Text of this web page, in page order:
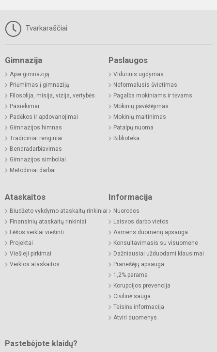
Tvarkaraščiai
Gimnazija
Apie gimnaziją
Priėmimas į gimnaziją
Filosofija, misija, vizija, vertybės
Pasiekimai
Padėkos ir apdovanojimai
Gimnazijos himnas
Tradiciniai renginiai
Bendradarbiavimas
Gimnazijos simboliai
Metodiniai darbai
Paslaugos
Vidurinis ugdymas
Neformalusis švietimas
Pagalba mokiniams ir tėvams
Mokinių pavėžėjimas
Mokinių maitinimas
Patalpų nuoma
Biblioteka
Ataskaitos
Biudžeto vykdymo ataskaitų rinkiniai
Finansinių ataskaitų rinkiniai
Lėšos veiklai viešinti
Projektai
Viešieji pirkimai
Veiklos ataskaitos
Informacija
Nuorodos
Laisvos darbo vietos
Asmens duomenų apsauga
Konsultavimasis su visuomene
Dažniausiai užduodami klausimai
Pranešėjų apsauga
1,2% parama
Korupcijos prevencija
Civilinė sauga
Teisinė informacija
Atviri duomenys
Pastebėjote klaidų?